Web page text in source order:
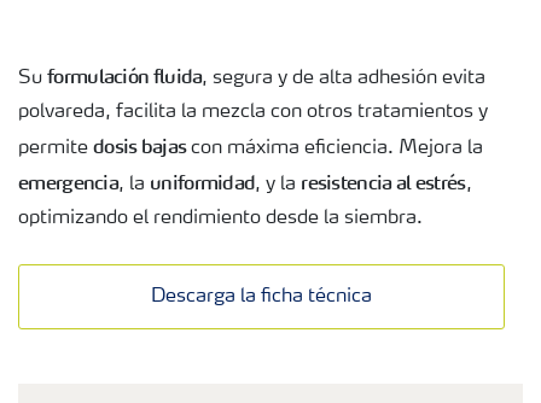
Su formulación fluida, segura y de alta adhesión evita
polvareda, facilita la mezcla con otros tratamientos y
permite dosis bajascon máxima eficiencia. Mejora la
emergencia, la uniformidad, y la resistencia al estrés,
optimizando el rendimiento desde la siembra.
Descarga la ficha técnica